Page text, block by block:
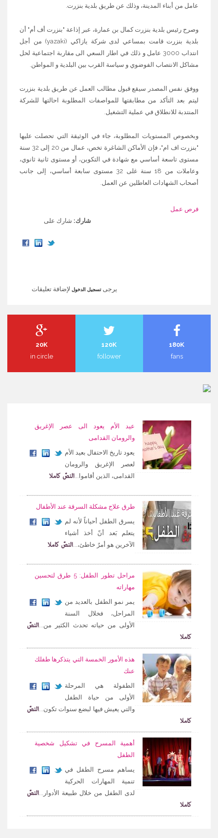
عامل من أبناء المدينة، وذلك عن طريق بلدية بنزرت.
وصرح رئيس بلدية بنزرت كمال بن عمارة، عبر إذاعة "بنزرت أف أم" أن
بلدية بنزرت قامت بمساعي لدى شركة يازاكي (yazaki) من أجل
انتداب 3000 عامل و ذلك في اطار السعي الى مقاربة اجتماعية لحل
مشاكل الانتصاب الفوضوي و سياسة القرب بين البلدية و المواطن.
ووفق نفس المصدر سيقع قبول مطالب العمل عن طريق بلدية بنزرت
ليتم بعد التأكد من مطابقتها للمواصفات المطلوبة احالتها للشركة
المنتدبة للانطلاق في عملية التشغيل.
وبخصوص المستويات المطلوبة، جاء في الوثيقة التي تحصلت عليها
"بنزرت اف ام"، فإن الأماكن الشاغرة تخص، عمال من 20 إلى 32 سنة
مستوى تاسعة أساسي مع شهادة في التكوين، أو مستوى ثانية ثانوي،
وعاملات من 18 سنة غلى 32 مستوى سابعة أساسي، إلى جانب
أصحاب الشهادات العاطلين عن العمل.
فرص عمل
شارك: شارك على
يرجى تسجيل الدخول لإضافة تعليقات
180K
fans
120K
follower
20K
in circle
عيد الأم يعود الى عصر الإغريق
والرومان القدامى
يعود تاريخ الاحتفال بعيد الأم
لعصر الإغريق والرومان
القدامى، الذين أقاموا... النصّ كاملا
طرق علاج مشكلة السرقة عند الأطفال
يسرق الطفل أحياناً لأنه لم
يتعلم بَعد أنّ أخذ أشياء
الآخرين هو أمرٌ خاطئ،... النصّ كاملا
مراحل تطور الطفل: 5 طرق لتحسين
مهاراته
يمر نمو الطفل بالعديد من
المراحل، فخلال السنة
الأولى من حياته تحدث الكثير من... النصّ
كاملا
هذه الأمور الخمسة التي يتذكرها طفلك
عنك
الطفولة هي المرحلة
الأولى من حياة الطفل
والتي يعيش فيها لبضع سنوات تكون... النصّ
كاملا
أهمية المسرح في تشكيل شخصية
الطفل
يساهم مسرح الطفل في
تنمية المهارات الحركية
لدى الطفل من خلال طبيعة الأدوار... النصّ
كاملا